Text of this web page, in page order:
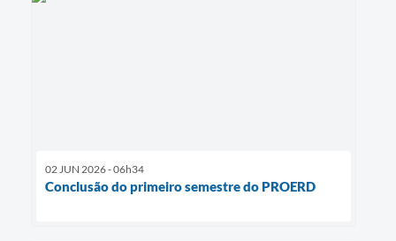
02 JUN 2026 - 06h34
Conclusão do primeiro semestre do PROERD